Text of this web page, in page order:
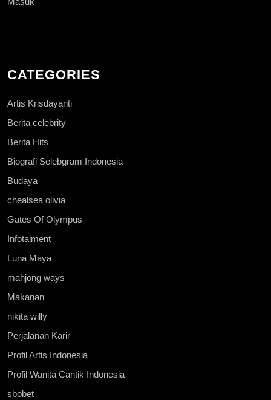
CATEGORIES
Artis Krisdayanti
Berita celebrity
Berita Hits
Biografi Selebgram Indonesia
Budaya
chealsea olivia
Gates Of Olympus
Infotaiment
Luna Maya
mahjong ways
Makanan
nikita willy
Perjalanan Karir
Profil Artis Indonesia
Profil Wanita Cantik Indonesia
sbobet